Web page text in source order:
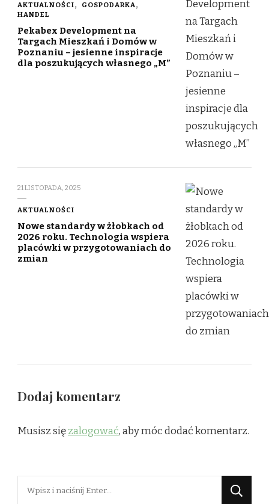
AKTUALNOŚCI
GOSPODARKA
HANDEL
Pekabex Development na
Targach Mieszkań i Domów w
Poznaniu – jesienne inspiracje
dla poszukujących własnego „M”
21 LISTOPADA, 2025
AKTUALNOŚCI
Nowe standardy w żłobkach od
2026 roku. Technologia wspiera
placówki w przygotowaniach do
zmian
Dodaj komentarz
Musisz sięzalogować, aby móc dodać komentarz.
Szukasz